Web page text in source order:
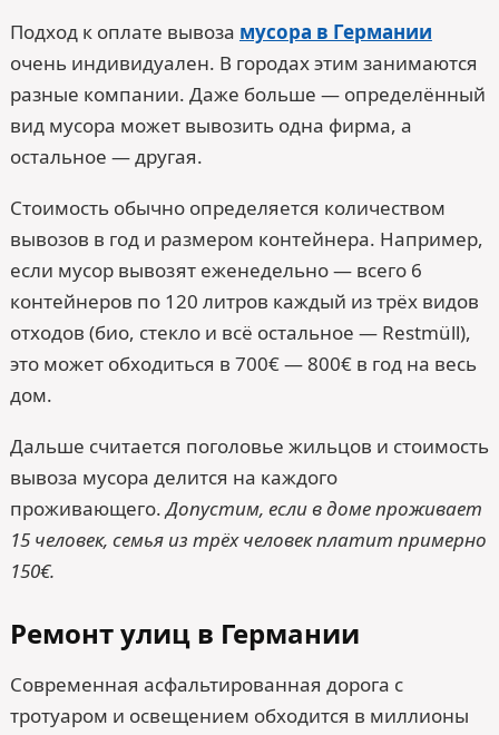
Подход к оплате вывоза мусора в Германии
очень индивидуален. В городах этим занимаются
разные компании. Даже больше — определённый
вид мусора может вывозить одна фирма, а
остальное — другая.
Стоимость обычно определяется количеством
вывозов в год и размером контейнера. Например,
если мусор вывозят еженедельно — всего 6
контейнеров по 120 литров каждый из трёх видов
отходов (био, стекло и всё остальное — Restmüll),
это может обходиться в 700€ — 800€ в год на весь
дом.
Дальше считается поголовье жильцов и стоимость
вывоза мусора делится на каждого
проживающего.Допустим, если в доме проживает
15 человек, семья из трёх человек платит примерно
150€.
Ремонт улиц в Германии
Современная асфальтированная дорога с
тротуаром и освещением обходится в миллионы